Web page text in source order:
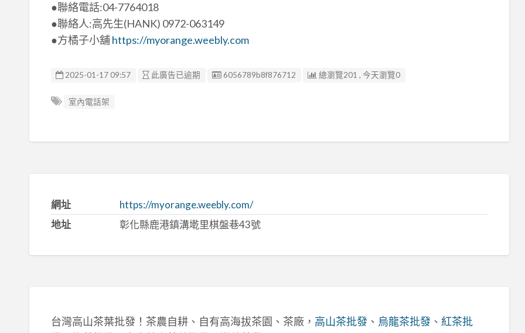
●聯絡電話:04-7764018
●聯絡人:高先生(HANK) 0972-063149
●方橘子小舖https://myorange.weebly.com
2025-01-17 09:57 此廣告已逾期 廣告编號
6056789b8f876712 總瀏覽201 , 今天瀏覽0
室內電話架
網址
https://myorange.weebly.com/
地址
彰化縣鹿港鎮溝墘里棋盤巷43號
台灣高山茶葉批發！茶農自耕、自有高海拔茶園、茶廠， 高山茶批發、 烏龍茶批發、 紅茶批